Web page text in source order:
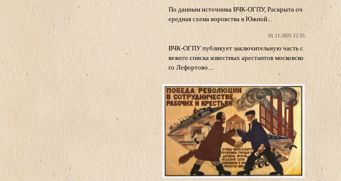
По данным источника ВЧК-ОГПУ, Раскрыта оч
ередная схема воровства в Южной...
01.11.2025 12:35
ВЧК-ОГПУ публикует заключительную часть с
вежего списка известных арестантов московско
го Лефортово....